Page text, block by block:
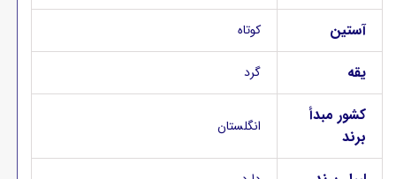
آستین کوتاه
یقه گرد
کشور مبدأ
برند
انگلستان